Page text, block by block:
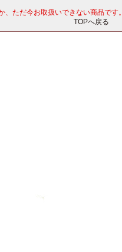
、ただ今お取扱いできない商品です。
TOPへ戻る